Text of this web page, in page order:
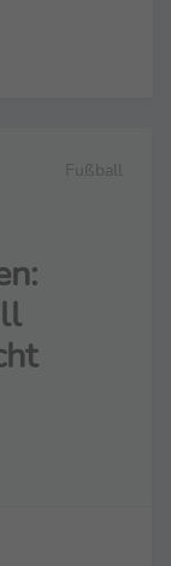
Fußball